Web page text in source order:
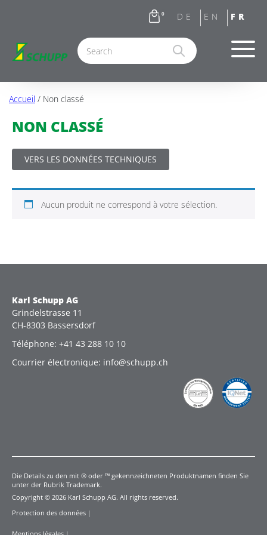
0
Accueil / Non classé
NON CLASSÉ
VERS LES DONNÉES TECHNIQUES
Aucun produit ne correspond à votre sélection.
Karl Schupp AG
Grindelstrasse 11
CH-8303 Bassersdorf
Téléphone: +41 43 288 10 10
Courrier électronique: info@schupp.ch
Die Details zu den mit ® oder ™ gekennzeichneten Produktnamen finden Sie
unter der Rubrik Trademark.
Copyright © 2026 Karl Schupp AG. All rights reserved.
Protection des données |